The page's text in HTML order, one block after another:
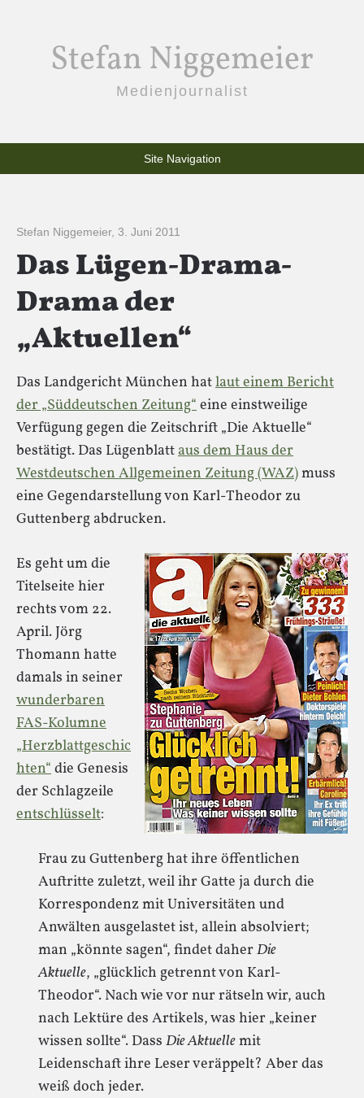
Stefan Niggemeier
Medienjournalist
Site Navigation
Stefan Niggemeier, 3. Juni 2011
Das Lügen-Drama-
Drama der
„Aktuellen“
Das Landgericht München hatlaut einem Bericht
der „Süddeutschen Zeitung“eine einstweilige
Verfügung gegen die Zeitschrift „Die Aktuelle“
bestätigt. Das Lügenblattaus dem Haus der
Westdeutschen Allgemeinen Zeitung (WAZ)muss
eine Gegendarstellung von Karl-Theodor zu
Guttenberg abdrucken.
Es geht um die
Titelseite hier
rechts vom 22.
April. Jörg
Thomann hatte
damals in seiner
wunderbaren
FAS-Kolumne
„Herzblattgeschic
hten“die Genesis
der Schlagzeile
entschlüsselt:
Frau zu Guttenberg hat ihre öffentlichen
Auftritte zuletzt, weil ihr Gatte ja durch die
Korrespondenz mit Universitäten und
Anwälten ausgelastet ist, allein absolviert;
man „könnte sagen“, findet daher Die
Aktuelle, „glücklich getrennt von Karl-
Theodor“. Nach wie vor nur rätseln wir, auch
nach Lektüre des Artikels, was hier „keiner
wissen sollte“. Dass Die Aktuellemit
Leidenschaft ihre Leser veräppelt? Aber das
weiß doch jeder.